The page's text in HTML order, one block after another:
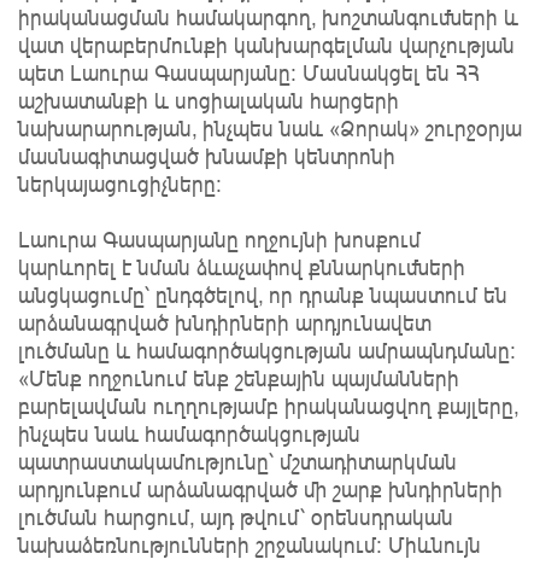
իրականացման համակարգող, խոշտանգումների և
վատ վերաբերմունքի կանխարգելման վարչության
պետ Լաուրա Գասպարյանը։ Մասնակցել են ՀՀ
աշխատանքի և սոցիալական հարցերի
նախարարության, ինչպես նաև «Ձորակ» շուրջօրյա
մասնագիտացված խնամքի կենտրոնի
ներկայացուցիչները։
Լաուրա Գասպարյանը ողջույնի խոսքում
կարևորել է նման ձևաչափով քննարկումների
անցկացումը՝ ընդգծելով, որ դրանք նպաստում են
արձանագրված խնդիրների արդյունավետ
լուծմանը և համագործակցության ամրապնդմանը։
«Մենք ողջունում ենք շենքային պայմանների
բարելավման ուղղությամբ իրականացվող քայլերը,
ինչպես նաև համագործակցության
պատրաստակամությունը՝ մշտադիտարկման
արդյունքում արձանագրված մի շարք խնդիրների
լուծման հարցում, այդ թվում՝ օրենսդրական
նախաձեռնությունների շրջանակում։ Միևնույն